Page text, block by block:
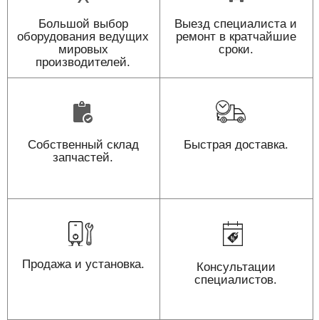
Большой выбор
оборудования ведущих
мировых
производителей.
Выезд специалиста и
ремонт в кратчайшие
сроки.
Собственный склад
запчастей.
Быстрая доставка.
Продажа и установка.
Консультации
специалистов.